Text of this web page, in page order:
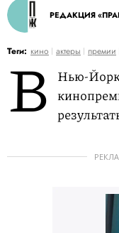
РЕДАКЦИЯ
Теги: кино актеры премии
В
Нью-